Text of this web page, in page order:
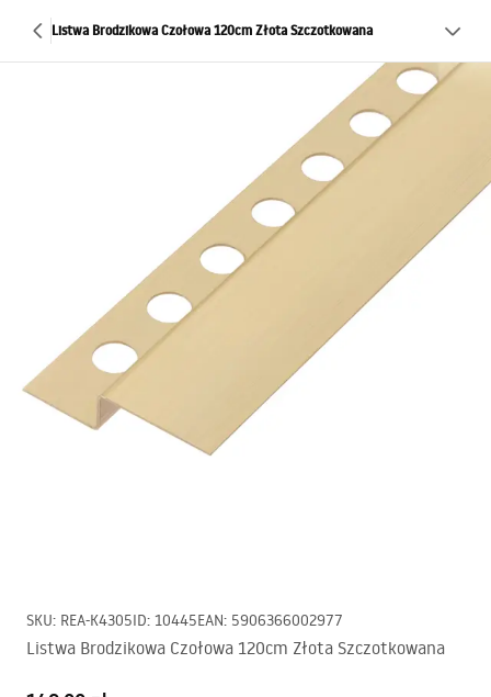
Listwa Brodzikowa Czołowa 120cm Złota Szczotkowana
SKU: REA-K4305ID: 10445EAN: 5906366002977
Listwa Brodzikowa Czołowa 120cm Złota Szczotkowana